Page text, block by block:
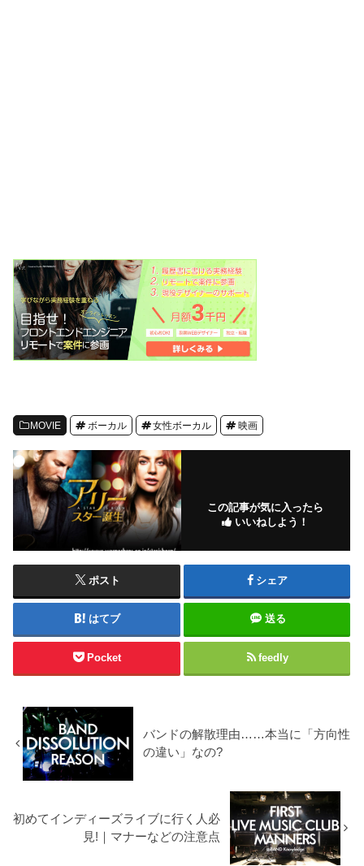
MOVIE ボーカル 女性ボーカル 映画
この記事が気に入ったら
いいねしよう！
ポスト シェア
はてブ 送る
Pocket feedly
バンドの解散理由……本当に「方向性
の違い」なの?
初めてインディーズライブに行く人必
見!｜マナーなどの注意点